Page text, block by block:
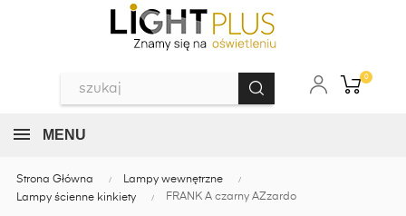
0
MENU
Strona Główna
Lampy wewnętrzne
Lampy ścienne kinkiety
FRANK A czarny AZzardo